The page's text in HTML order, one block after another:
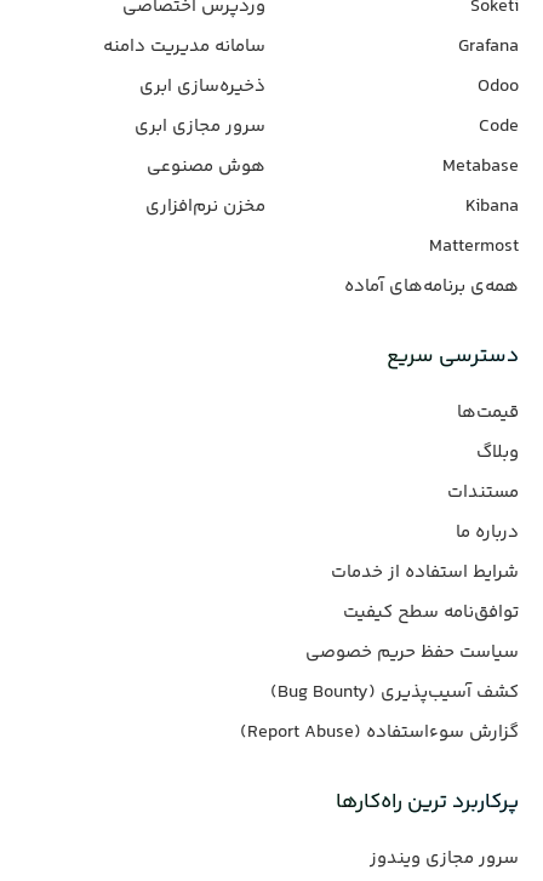
Soketi
Grafana
Odoo
Code
Metabase
Kibana
Mattermost
همه‌ی برنامه‌های آماده
وردپرس‌ اختصاصی
سامانه مدیریت دامنه
ذخیره‌سازی ابری
سرور مجازی ابری
هوش مصنوعی
مخزن نرم‌افزاری
دسترسی سریع
قیمت‌ها
وبلاگ
مستندات
درباره ما
شرایط استفاده از خدمات
توافق‌نامه سطح کیفیت
سیاست حفظ حریم خصوصی
کشف آسیب‌پذیری (Bug Bounty)
گزارش سوءاستفاده (Report Abuse)
پرکاربرد ترین راه‌کارها
سرور مجازی ویندوز